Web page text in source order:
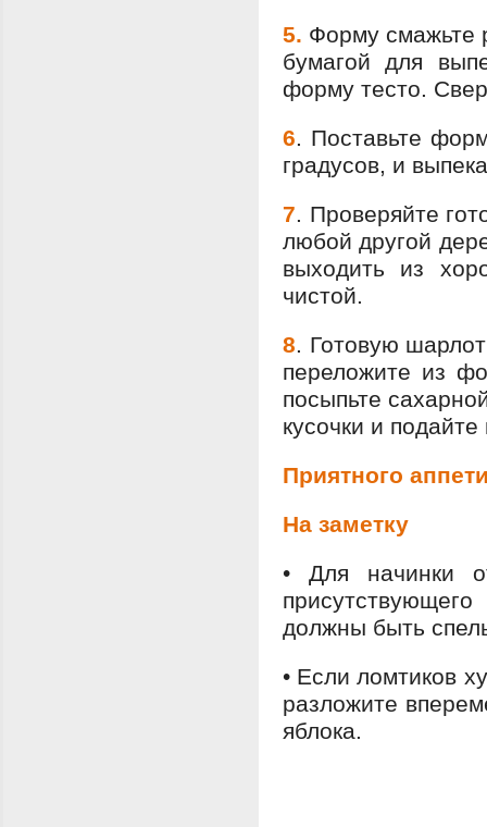
5. Форму смажьте
бумагой для
форму тесто.
6. Поставьте
градусов, и
7. Проверяйте
любой другой
выходить из
чистой.
8. Готовую
переложите из
посыпьте
кусочки и
Приятного
На заметку
•
Для начинки
должны быть
• Если ломтиков
разложите
яблока.